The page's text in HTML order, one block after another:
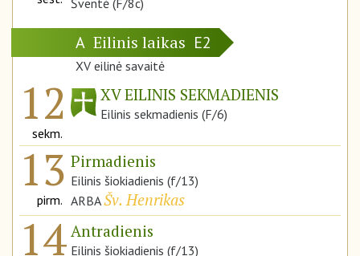
Šventė (F/8c)
A Eilinis laikas E2
XV eilinė savaitė
12
sekm.
XV EILINIS SEKMADIENIS
Eilinis sekmadienis (F/6)
13
pirm.
Pirmadienis
Eilinis šiokiadienis (f/13)
ARBAŠv. Henrikas
14 Antradienis
Eilinis šiokiadienis (f/13)